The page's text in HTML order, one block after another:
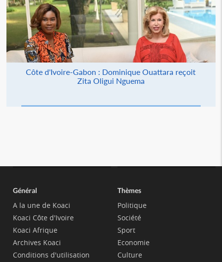
Côte d'Ivoire-Gabon : Dominique Ouattara reçoit
Zita Oligui Nguema
Général
A la une de Koaci
Koaci Côte d'Ivoire
Koaci Afrique
Archives Koaci
Conditions d'utilisation
Thèmes
Politique
Société
Sport
Economie
Culture